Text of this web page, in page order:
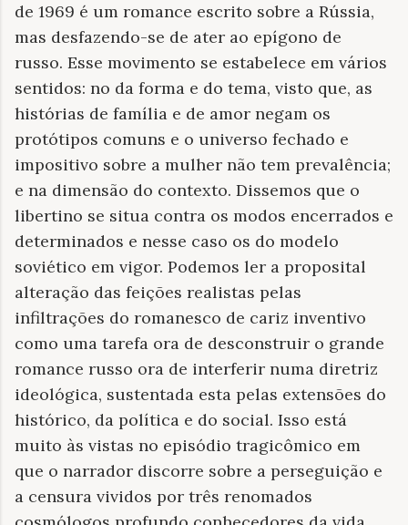
de 1969 é um romance escrito sobre a Rússia,
mas desfazendo-se de ater ao epígono de
russo. Esse movimento se estabelece em vários
sentidos: no da forma e do tema, visto que, as
histórias de família e de amor negam os
protótipos comuns e o universo fechado e
impositivo sobre a mulher não tem prevalência;
e na dimensão do contexto. Dissemos que o
libertino se situa contra os modos encerrados e
determinados e nesse caso os do modelo
soviético em vigor. Podemos ler a proposital
alteração das feições realistas pelas
infiltrações do romanesco de cariz inventivo
como uma tarefa ora de desconstruir o grande
romance russo ora de interferir numa diretriz
ideológica, sustentada esta pelas extensões do
histórico, da política e do social. Isso está
muito às vistas no episódio tragicômico em
que o narrador discorre sobre a perseguição e
a censura vividos por três renomados